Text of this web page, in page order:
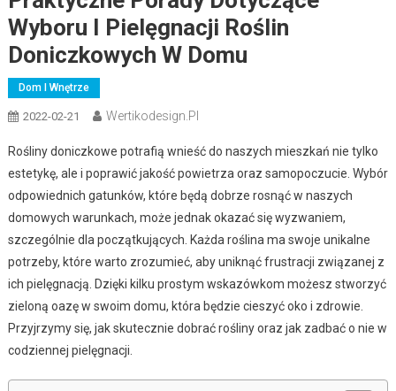
Wyboru I Pielęgnacji Roślin
Doniczkowych W Domu
Dom I Wnętrze
2022-02-21 Wertikodesign.pl
Rośliny doniczkowe potrafią wnieść do naszych mieszkań nie tylko
estetykę, ale i poprawić jakość powietrza oraz samopoczucie. Wybór
odpowiednich gatunków, które będą dobrze rosnąć w naszych
domowych warunkach, może jednak okazać się wyzwaniem,
szczególnie dla początkujących. Każda roślina ma swoje unikalne
potrzeby, które warto zrozumieć, aby uniknąć frustracji związanej z
ich pielęgnacją. Dzięki kilku prostym wskazówkom możesz stworzyć
zieloną oazę w swoim domu, która będzie cieszyć oko i zdrowie.
Przyjrzymy się, jak skutecznie dobrać rośliny oraz jak zadbać o nie w
codziennej pielęgnacji.